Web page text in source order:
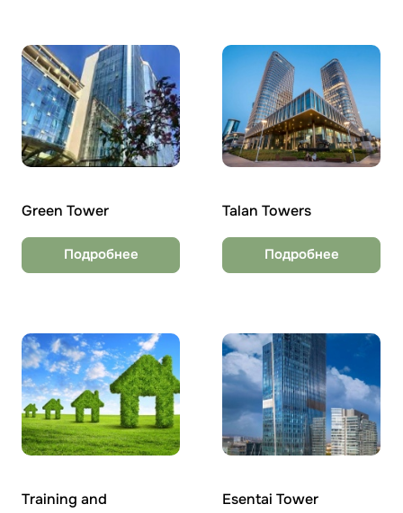
Green Tower
Подробнее
Talan Towers
Подробнее
Training and
Esentai Tower